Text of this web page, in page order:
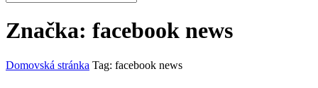
Značka: facebook news
Domovská stránka Tag: facebook news